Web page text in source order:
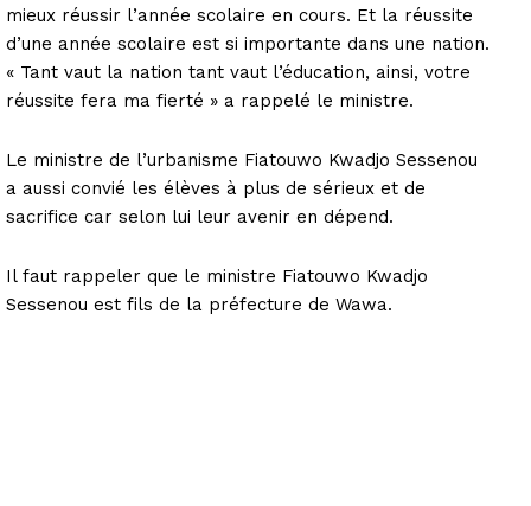
mieux réussir l’année scolaire en cours. Et la réussite
d’une année scolaire est si importante dans une nation.
« Tant vaut la nation tant vaut l’éducation, ainsi, votre
réussite fera ma fierté » a rappelé le ministre.
Le ministre de l’urbanisme Fiatouwo Kwadjo Sessenou
a aussi convié les élèves à plus de sérieux et de
sacrifice car selon lui leur avenir en dépend.
Il faut rappeler que le ministre Fiatouwo Kwadjo
Sessenou est fils de la préfecture de Wawa.